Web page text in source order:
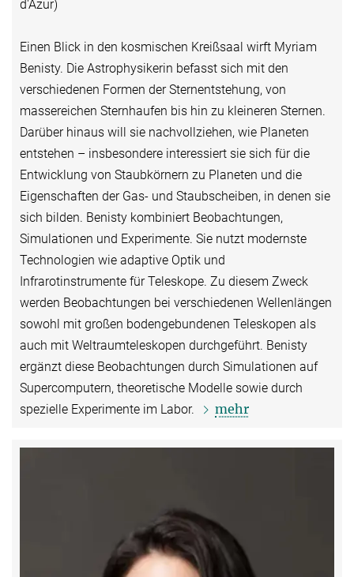
d'Azur)
Einen Blick in den kosmischen Kreißsaal wirft Myriam
Benisty. Die Astrophysikerin befasst sich mit den
verschiedenen Formen der Sternentstehung, von
massereichen Sternhaufen bis hin zu kleineren Sternen.
Darüber hinaus will sie nachvollziehen, wie Planeten
entstehen – insbesondere interessiert sie sich für die
Entwicklung von Staubkörnern zu Planeten und die
Eigenschaften der Gas- und Staubscheiben, in denen sie
sich bilden. Benisty kombiniert Beobachtungen,
Simulationen und Experimente. Sie nutzt modernste
Technologien wie adaptive Optik und
Infrarotinstrumente für Teleskope. Zu diesem Zweck
werden Beobachtungen bei verschiedenen Wellenlängen
sowohl mit großen bodengebundenen Teleskopen als
auch mit Weltraumteleskopen durchgeführt. Benisty
ergänzt diese Beobachtungen durch Simulationen auf
Supercomputern, theoretische Modelle sowie durch
spezielle Experimente im Labor.
mehr